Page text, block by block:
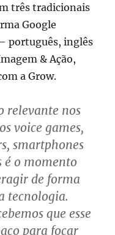
três tradicionais
Google
português, inglês
& Ação,
a Grow.
relevante nos
voice games,
smartphones
é o momento
de forma
tecnologia.
que esse
para focar